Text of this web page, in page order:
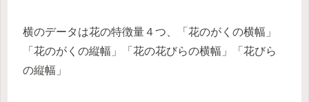
横のデータは花の特徴量４つ、「花のがくの横幅」
「花のがくの縦幅」「花の花びらの横幅」「花びら
の縦幅」